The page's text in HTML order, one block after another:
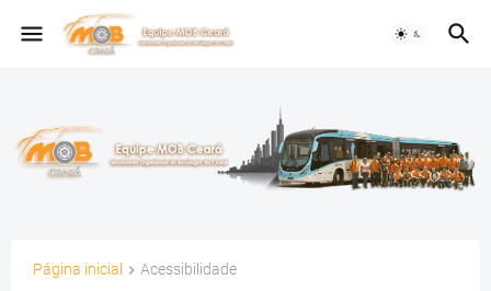
Página inicial Acessibilidade